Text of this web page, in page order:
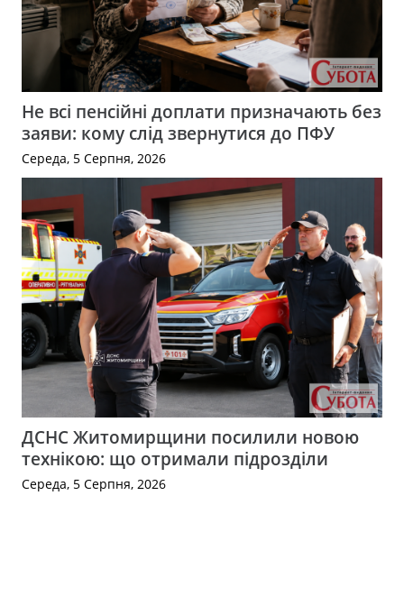
Не всі пенсійні доплати призначають без
заяви: кому слід звернутися до ПФУ
Середа, 5 Серпня, 2026
ДСНС Житомирщини посилили новою
технікою: що отримали підрозділи
Середа, 5 Серпня, 2026